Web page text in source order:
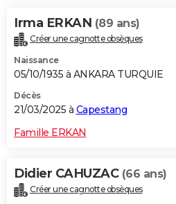
Irma ERKAN (89 ans)
Créer une cagnotte obsèques
Naissance
05/10/1935 à ANKARA TURQUIE
Décès
21/03/2025 à Capestang
Famille ERKAN
Didier CAHUZAC (66 ans)
Créer une cagnotte obsèques